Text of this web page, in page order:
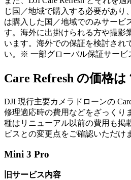
じ国／地域で購入する必要があり
は購入した国／地域でのみサービ
す。海外に出掛けられる方や撮影
います。海外での保証を検討され
い。※ 一部グローバル保証サービ
Care Refresh の価格は
DJI 現行主要カメラドローンの
修理適応時の費用などをざっくり
種はリニューアル以前の費用も掲
ビスとの変更点をご確認いただけ
Mini 3 Pro
旧サービス内容